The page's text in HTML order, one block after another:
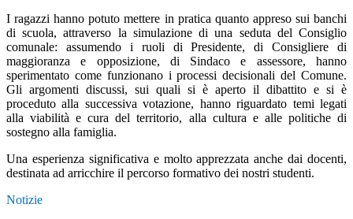
I ragazzi hanno potuto mettere in pratica quanto appreso sui banchi
di scuola, attraverso la simulazione di una seduta del Consiglio
comunale: assumendo i ruoli di Presidente, di Consigliere di
maggioranza e opposizione, di Sindaco e assessore, hanno
sperimentato come funzionano i processi decisionali del Comune.
Gli argomenti discussi, sui quali si è aperto il dibattito e si è
proceduto alla successiva votazione, hanno riguardato temi legati
alla viabilità e cura del territorio, alla cultura e alle politiche di
sostegno alla famiglia.
Una esperienza significativa e molto apprezzata anche dai docenti,
destinata ad arricchire il percorso formativo dei nostri studenti.
Notizie